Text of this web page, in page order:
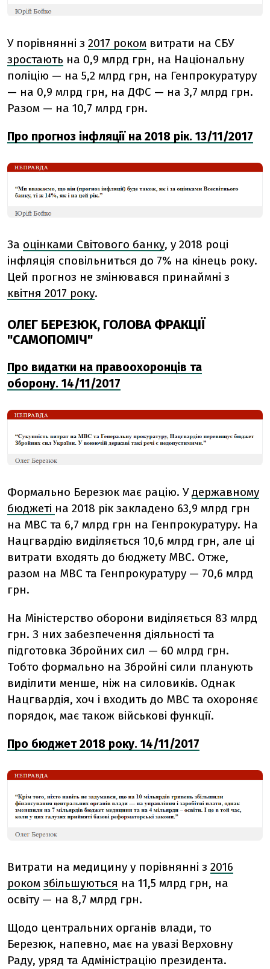
У порівнянні з 2017 роком витрати на СБУ
зростають на 0,9 млрд грн, на Національну
поліцію — на 5,2 млрд грн, на Генпрокуратуру
— на 0,9 млрд грн, на ДФС — на 3,7 млрд грн.
Разом — на 10,7 млрд грн.
Про прогноз інфляції на 2018 рік. 13/11/2017
За оцінками Світового банку, у 2018 році
інфляція сповільниться до 7% на кінець року.
Цей прогноз не змінювався принаймні з
квітня 2017 року.
ОЛЕГ БЕРЕЗЮК, ГОЛОВА ФРАКЦІЇ
"САМОПОМІЧ"
Про видатки на правоохоронців та
оборону. 14/11/2017
Формально Березюк має рацію. Удержавному
бюджеті на 2018 рік закладено 63,9 млрд грн
на МВС та 6,7 млрд грн на Генпрокуратуру. На
Нацгвардію виділяється 10,6 млрд грн, але ці
витрати входять до бюджету МВС. Отже,
разом на МВС та Генпрокуратуру — 70,6 млрд
грн.
На Міністерство оборони виділяється 83 млрд
грн. З них забезпечення діяльності та
підготовка Збройних сил — 60 млрд грн.
Тобто формально на Збройні сили планують
виділити менше, ніж на силовиків. Однак
Нацгвардія, хоч і входить до МВС та охороняє
порядок, має також військові функції.
Про бюджет 2018 року. 14/11/2017
Витрати на медицину у порівнянні з 2016
роком збільшуються на 11,5 млрд грн, на
освіту — на 8,7 млрд грн.
Щодо центральних органів влади, то
Березюк, напевно, має на увазі Верховну
Раду, уряд та Адміністрацію президента.